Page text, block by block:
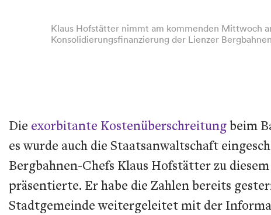
Klaus Hofstätter nimmt am kommenden Mittwoch
Konsolidierungsfinanzierung der Lienzer
Die exorbitante Kostenüberschreitungbeim
es wurde auch die Staatsanwaltschaft
Bergbahnen-Chefs Klaus Hofstätter zu
präsentierte. Er habe die Zahlen bereits
Stadtgemeinde weitergeleitet mit der